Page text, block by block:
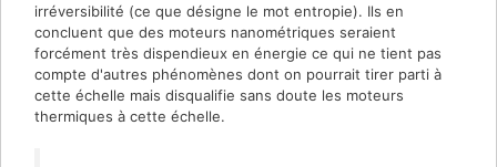
irréversibilité (ce que désigne le mot entropie). Ils en
concluent que des moteurs nanométriques seraient
forcément très dispendieux en énergie ce qui ne tient pas
compte d'autres phénomènes dont on pourrait tirer parti à
cette échelle mais disqualifie sans doute les moteurs
thermiques à cette échelle.